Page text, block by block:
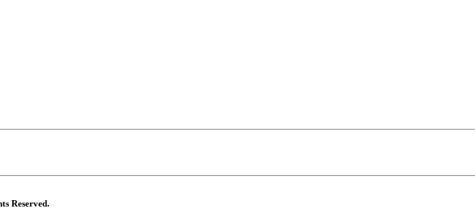
Reserved.